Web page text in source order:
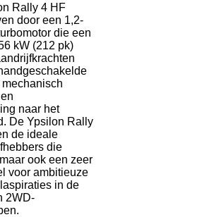
Rally 4 HF
door een 1,2-
die een
kW (212 pk)
naar het
De Ypsilon Rally
de ideale
die
ook een zeer
voor ambitieuze
in de
2WD-